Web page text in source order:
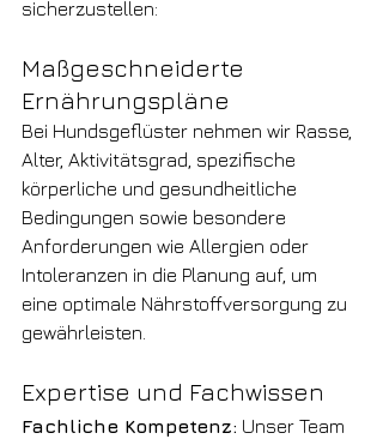
sicherzustellen:
Maßgeschneiderte
Ernährungspläne
Bei Hundsgeflüster nehmen wir Rasse,
Alter, Aktivitätsgrad, spezifische
körperliche und gesundheitliche
Bedingungen sowie besondere
Anforderungen wie Allergien oder
Intoleranzen in die Planung auf, um
eine optimale Nährstoffversorgung zu
gewährleisten.
Expertise und Fachwissen
Fachliche Kompetenz: Unser Team